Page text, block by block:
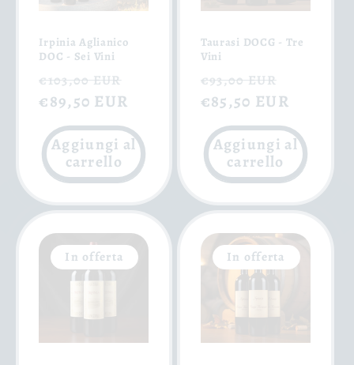
Irpinia Aglianico
DOC - Sei Vini
Prezzo
di
listino
€103,00 EUR
€89,50 EUR
Aggiungi al
carrello
Taurasi DOCG - Tre
Vini
Prezzo
di
listino
€93,00 EUR
scontato
€85,50 EUR
Aggiungi al
carrello
In offerta In offerta